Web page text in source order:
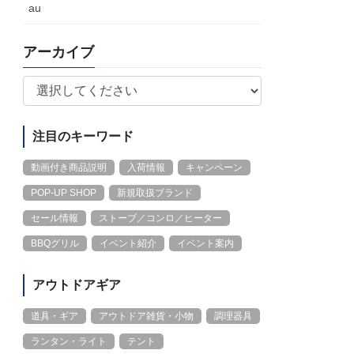
au
アーカイブ
注目のキーワード
動画付き商品説明 入荷情報 キャンペーン
POP-UP SHOP 新規取扱ブランド
セール情報 ストーブ／コンロ／ヒーター
BBQグリル イベント紹介 イベント案内
アウトドアギア
道具・ギア アウトドア雑貨・小物 調理器具
ランタン・ライト テント